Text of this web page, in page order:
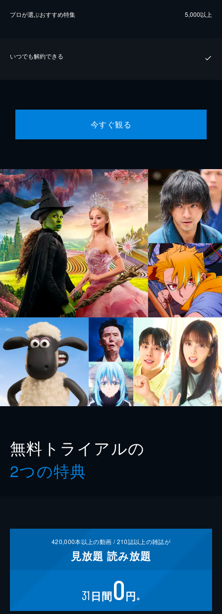
プロが選ぶおすすめ特集 5,000以上
いつでも解約できる
今すぐ観る
無料トライアルの
2つの特典
420,000本以上の動画 /210誌以上の雑誌が
見放題 読み放題
31 日間0円 ※